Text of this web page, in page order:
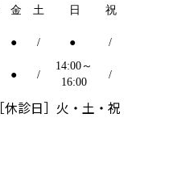
［休診日］火・土・祝